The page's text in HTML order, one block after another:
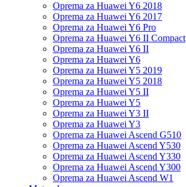
Oprema za Huawei Y6 2018
Oprema za Huawei Y6 2017
Oprema za Huawei Y6 Pro
Oprema za Huawei Y6 II Compact
Oprema za Huawei Y6 II
Oprema za Huawei Y6
Oprema za Huawei Y5 2019
Oprema za Huawei Y5 2018
Oprema za Huawei Y5 II
Oprema za Huawei Y5
Oprema za Huawei Y3 II
Oprema za Huawei Y3
Oprema za Huawei Ascend G510
Oprema za Huawei Ascend Y530
Oprema za Huawei Ascend Y330
Oprema za Huawei Ascend Y300
Oprema za Huawei Ascend W1